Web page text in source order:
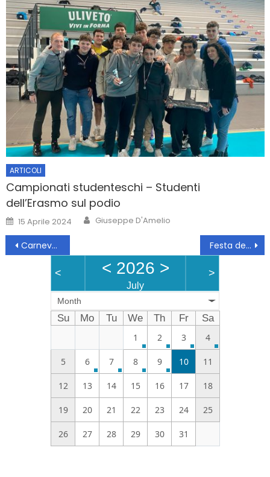
ARTICOLI
Campionati studenteschi – Studenti
dell’Erasmo sul podio
Posted
on
15 Aprile 2024 Author
Giuseppe D'Amelio
Navigazione
articoli
Carnevale Ambrosiano Festa del lavoro
< < 2026 >
July
>
Month
Su Mo Tu We Th Fr
Sa
1
2 3 4
5 6 7 8 9 10 11
12 13 14 15 16 17 18
19 20 21 22 23 24 25
26 27 28 29 30 31